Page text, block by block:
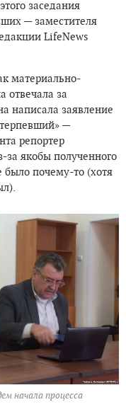
заседания
— заместителя
LifeNews
материально-
отвечала за
написала заявление
—
репортер
якобы полученного
было почему-то (хотя
начала процесса